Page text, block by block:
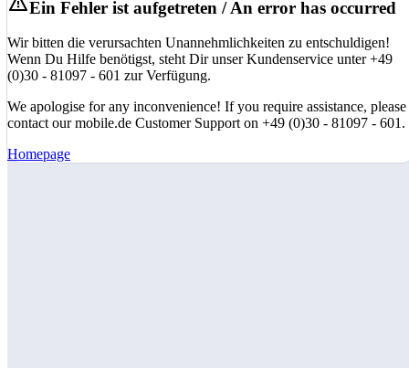
Ein Fehler ist aufgetreten / An error has occurred
Wir bitten die verursachten Unannehmlichkeiten zu entschuldigen!
Wenn Du Hilfe benötigst, steht Dir unser Kundenservice unter +49
(0)30 - 81097 - 601 zur Verfügung.
We apologise for any inconvenience! If you require assistance, please
contact our mobile.de Customer Support on +49 (0)30 - 81097 - 601.
Homepage